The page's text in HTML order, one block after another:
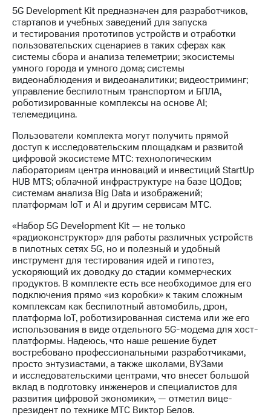
и акционерам
Корпоративное
управление
Корпоративный
секретарь
Раскрытие
информации
Информация
акционерам
Документы
ПАО
"МТС"
Собрания
акционеров
Личный
кабинет
акционера
Акционерный
капитал
Контроль
и
аудит
Рынок
акций
Описание
Программа
приобретения
Порядок
выкупа
акций
Дивиденды
Рынок
облигаций
5G Development Kit предназначен для разработчиков,
стартапов и учебных заведений для запуска
и тестирования прототипов устройств и отработки
пользовательских сценариев в таких сферах как
системы сбора и анализа телеметрии; экосистемы
умного города и умного дома; системы
видеонаблюдения и видеоаналитики; видеостриминг;
управление беспилотным транспортом и БПЛА,
роботизированные комплексы на основе AI;
телемедицина.
Пользователи комплекта могут получить прямой
доступ к исследовательским площадкам и развитой
цифровой экосистеме МТС: технологическим
лабораториям центра инноваций и инвестиций StartUp
HUB MTS; облачной инфраструктуре на базе ЦОДов;
системам анализа Big Data и изображений;
платформам IoT и AI и другим сервисам МТС.
«Набор 5G Development Kit — не только
«радиоконструктор» для работы различных устройств
в пилотных сетях 5G, но и полезный и удобный
инструмент для тестирования идей и гипотез,
ускоряющий их доводку до стадии коммерческих
продуктов. В комплекте есть все необходимое для его
подключения прямо «из коробки» к таким сложным
комплексам как беспилотный автомобиль, дрон,
платформа IoT, роботизированная система или же его
использования в виде отдельного 5G-модема для хост-
платформы. Надеюсь, что наше решение будет
востребовано профессиональными разработчиками,
просто энтузиастами, а также школами, ВУЗами
и исследовательскими центрами, что внесет большой
вклад в подготовку инженеров и специалистов для
развития цифровой экономики», — отметил вице-
президент по технике МТС Виктор Белов.